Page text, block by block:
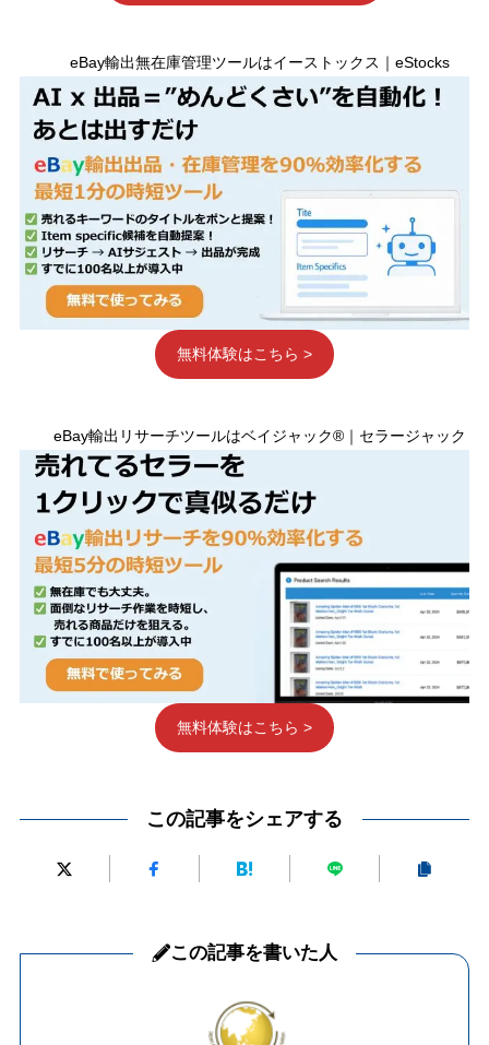
eBay輸出無在庫管理ツールはイーストックス｜eStocks
無料体験はこちら >
eBay輸出リサーチツールはベイジャック®｜セラージャック
無料体験はこちら >
この記事をシェアする
この記事を書いた人